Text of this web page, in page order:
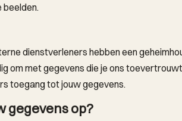
dienstverleners hebben een
om met gegevens die je ons
toegang tot jouw gegevens.
gegevens op?